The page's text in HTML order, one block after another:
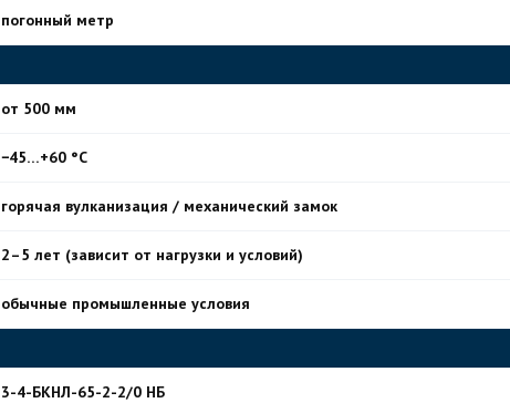
погонный метр
от 500 мм
−45…+60 °C
горячая вулканизация / механический замок
2–5 лет (зависит от нагрузки и условий)
обычные промышленные условия
3-4-БКНЛ-65-2-2/0 НБ